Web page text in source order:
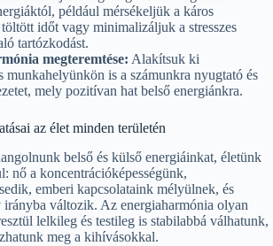
például mérsékeljük a káros
időt vagy minimalizáljuk a stresszes
tartózkodást.
megteremtése: Alakítsuk ki
munkahelyünkön is a számunkra nyugtató és
mely pozitívan hat belső energiánkra.
az élet minden területén
belső és külső energiáinkat, életünk
nő a koncentrációképességünk,
emberi kapcsolataink mélyülnek, és
irányba változik. Az energiaharmónia olyan
lelkileg és testileg is stabilabbá válhatunk,
meg a kihívásokkal.